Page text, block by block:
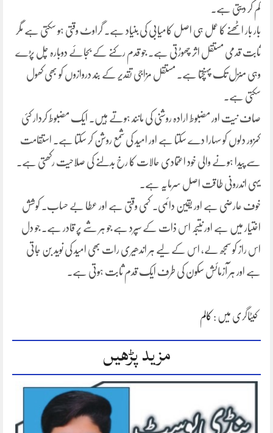
کم کر دیتی ہے۔
بار بار اٹھنے کا عمل ہی اصل کامیابی کی بنیاد ہے۔ گراوٹ وقتی ہو سکتی ہے مگر
ثابت قدمی مستقل اثر چھوڑتی ہے۔ جو قدم رکنے کے بجائے دوبارہ چل پڑے
وہی منزل تک پہنچتا ہے۔ مستقل مزاجی تقدیر کے بند دروازوں کو بھی کھول
سکتی ہے۔
صاف نیت اور مضبوط ارادہ روشنی کی مانند ہوتے ہیں۔ ایک مضبوط کردار کئی
کمزور دلوں کو سہارا دے سکتا ہے اور امید کی شمع روشن کر سکتا ہے۔ استقامت
سے پیدا ہونے والی خود اعتمادی حالات کا رخ بدلنے کی صلاحیت رکھتی ہے۔
یہی اندرونی طاقت اصل سرمایہ ہے۔
خوف عارضی ہے اور یقین دائمی۔ کمی وقتی ہے اور عطا بے حساب۔ کوشش
اختیار میں ہے اور نتیجہ اس ذات کے سپرد ہے جو ہر شے پر قادر ہے۔ جو دل
اس راز کو سمجھ لے، اس کے لیے ہر اندھیری رات بھی امید کی نوید بن جاتی
ہے اور ہر آزمائش سکون کی طرف ایک قدم ثابت ہوتی ہے۔
کیٹاگری میں : کالم
مزید پڑھیں